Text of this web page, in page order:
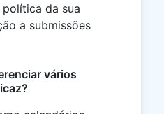
da sua
a submissões
vários